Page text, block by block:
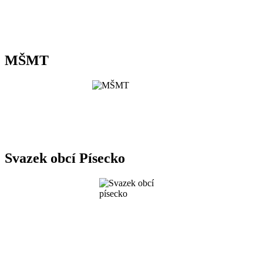
MŠMT
Svazek obcí Písecko